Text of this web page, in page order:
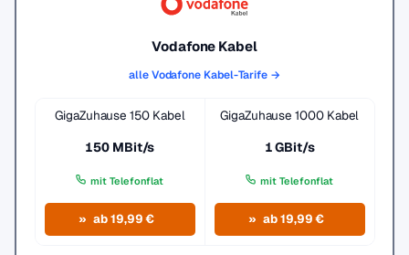
Vodafone Kabel
alle Vodafone Kabel-Tarife →
GigaZuhause 150 Kabel
150 MBit/s
mit Telefonflat
ab 19,99 €
GigaZuhause 1000 Kabel
1 GBit/s
mit Telefonflat
ab 19,99 €